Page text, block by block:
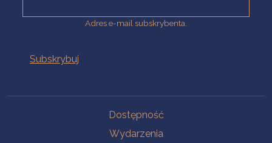
Adres e-mail subskrybenta.
Dostępność
Wydarzenia